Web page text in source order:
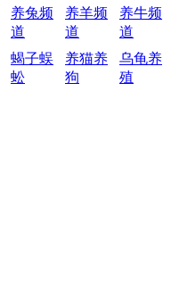
养兔频
道
养羊频
道
养牛频
道
蝎子蜈
蚣
养猫养
狗
乌龟养
殖